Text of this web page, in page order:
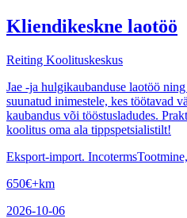
Kliendikeskne laotöö
Reiting Koolituskeskus
Jae -ja hulgikaubanduse laotöö
suunatud inimestele, kes töötavad
kaubandus või tööstusladudes.
koolitus oma ala tippspetsialistilt!
Eksport-import. Incoterms
650€+km
2026-10-06